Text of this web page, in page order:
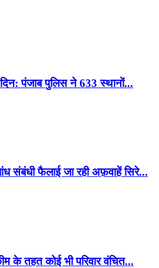
पंजाब पुलिस ने 633 स्थानों...
संबंधी फैलाई जा रही अफ़वाहें सिरे...
के तहत कोई भी परिवार वंचित...